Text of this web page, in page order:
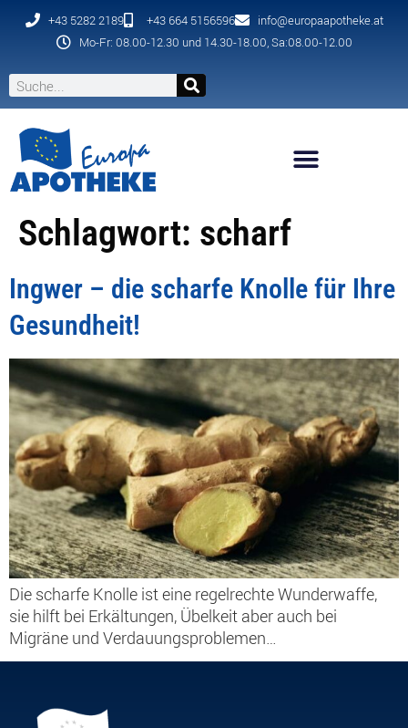
+43 5282 2189 +43 664 5156596
info@europaapotheke.at
Mo-Fr: 08.00-12.30 und 14.30-18.00, Sa:08.00-12.00
Schlagwort: scharf
Ingwer – die scharfe Knolle für Ihre
Gesundheit!
Die scharfe Knolle ist eine regelrechte Wunderwaffe,
sie hilft bei Erkältungen, Übelkeit aber auch bei
Migräne und Verdauungsproblemen…